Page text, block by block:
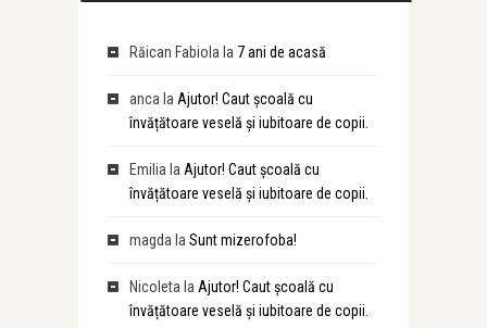
Răican Fabiola la 7 ani de acasă
anca la Ajutor! Caut școală cu
învățătoare veselă și iubitoare de copii.
Emilia la Ajutor! Caut școală cu
învățătoare veselă și iubitoare de copii.
magda la Sunt mizerofoba!
Nicoleta la Ajutor! Caut școală cu
învățătoare veselă și iubitoare de copii.